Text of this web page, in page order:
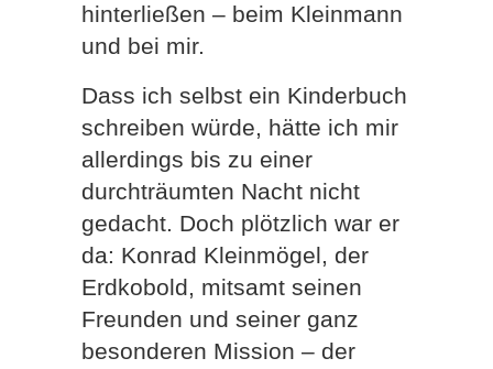
hinterließen – beim Kleinmann
und bei mir.
Dass ich selbst ein Kinderbuch
schreiben würde, hätte ich mir
allerdings bis zu einer
durchträumten Nacht nicht
gedacht. Doch plötzlich war er
da: Konrad Kleinmögel, der
Erdkobold, mitsamt seinen
Freunden und seiner ganz
besonderen Mission – der